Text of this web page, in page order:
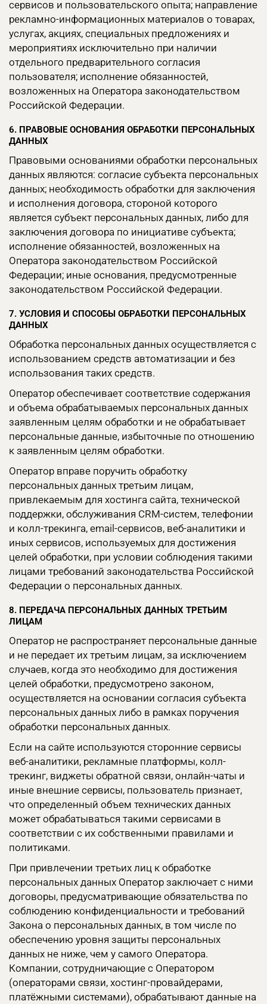
сервисов и пользовательского опыта; направление
рекламно-информационных материалов о товарах,
услугах, акциях, специальных предложениях и
мероприятиях исключительно при наличии
отдельного предварительного согласия
пользователя; исполнение обязанностей,
возложенных на Оператора законодательством
Российской Федерации.
6. ПРАВОВЫЕ ОСНОВАНИЯ ОБРАБОТКИ ПЕРСОНАЛЬНЫХ
ДАННЫХ
Правовыми основаниями обработки персональных
данных являются: согласие субъекта персональных
данных; необходимость обработки для заключения
и исполнения договора, стороной которого
является субъект персональных данных, либо для
заключения договора по инициативе субъекта;
исполнение обязанностей, возложенных на
Оператора законодательством Российской
Федерации; иные основания, предусмотренные
законодательством Российской Федерации.
7. УСЛОВИЯ И СПОСОБЫ ОБРАБОТКИ ПЕРСОНАЛЬНЫХ
ДАННЫХ
Обработка персональных данных осуществляется с
использованием средств автоматизации и без
использования таких средств.
Оператор обеспечивает соответствие содержания
и объема обрабатываемых персональных данных
заявленным целям обработки и не обрабатывает
персональные данные, избыточные по отношению
к заявленным целям обработки.
Оператор вправе поручить обработку
персональных данных третьим лицам,
привлекаемым для хостинга сайта, технической
поддержки, обслуживания CRM-систем, телефонии
и колл-трекинга, email-сервисов, веб-аналитики и
иных сервисов, используемых для достижения
целей обработки, при условии соблюдения такими
лицами требований законодательства Российской
Федерации о персональных данных.
8. ПЕРЕДАЧА ПЕРСОНАЛЬНЫХ ДАННЫХ ТРЕТЬИМ
ЛИЦАМ
Оператор не распространяет персональные данные
и не передает их третьим лицам, за исключением
случаев, когда это необходимо для достижения
целей обработки, предусмотрено законом,
осуществляется на основании согласия субъекта
персональных данных либо в рамках поручения
обработки персональных данных.
Если на сайте используются сторонние сервисы
веб-аналитики, рекламные платформы, колл-
трекинг, виджеты обратной связи, онлайн-чаты и
иные внешние сервисы, пользователь признает,
что определенный объем технических данных
может обрабатываться такими сервисами в
соответствии с их собственными правилами и
политиками.
При привлечении третьих лиц к обработке
персональных данных Оператор заключает с ними
договоры, предусматривающие обязательства по
соблюдению конфиденциальности и требований
Закона о персональных данных, в том числе по
обеспечению уровня защиты персональных
данных не ниже, чем у самого Оператора.
Компании, сотрудничающие с Оператором
(операторами связи, хостинг-провайдерами,
платёжными системами), обрабатывают данные на